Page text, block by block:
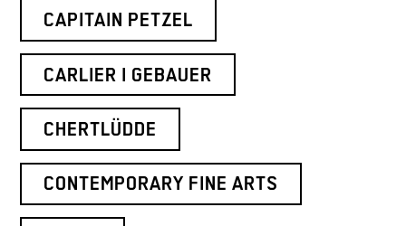
CAPITAIN PETZEL
CARLIER I GEBAUER
CHERTLÜDDE
CONTEMPORARY FINE ARTS